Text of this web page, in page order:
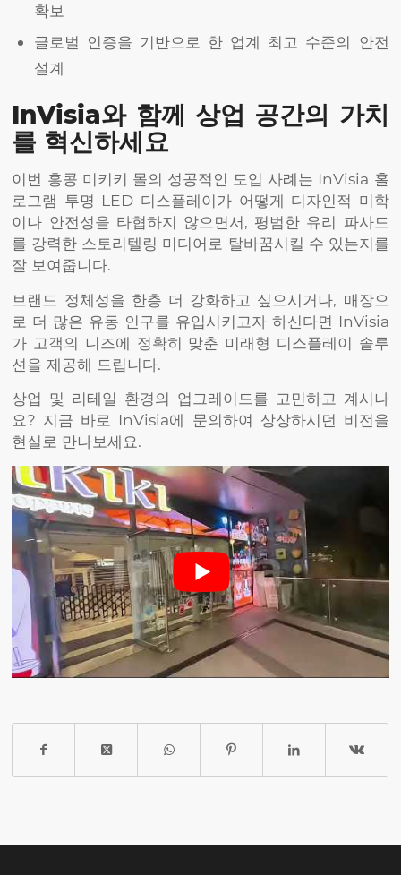
확보
글로벌 인증을 기반으로 한 업계 최고 수준의 안전
설계
InVisia와 함께 상업 공간의 가치
를 혁신하세요
이번 홍콩 미키키 몰의 성공적인 도입 사례는 InVisia 홀
로그램 투명 LED 디스플레이가 어떻게 디자인적 미학
이나 안전성을 타협하지 않으면서, 평범한 유리 파사드
를 강력한 스토리텔링 미디어로 탈바꿈시킬 수 있는지를
잘 보여줍니다.
브랜드 정체성을 한층 더 강화하고 싶으시거나, 매장으
로 더 많은 유동 인구를 유입시키고자 하신다면 InVisia
가 고객의 니즈에 정확히 맞춘 미래형 디스플레이 솔루
션을 제공해 드립니다.
상업 및 리테일 환경의 업그레이드를 고민하고 계시나
요? 지금 바로 InVisia에 문의하여 상상하시던 비전을
현실로 만나보세요.